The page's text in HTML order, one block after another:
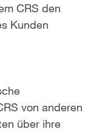
CRS den
Kunden
von anderen
über ihre